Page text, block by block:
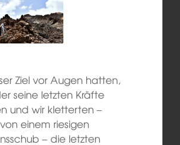
Ziel vor Augen hatten,
seine letzten Kräfte
und wir kletterten –
einem riesigen
– die letzten